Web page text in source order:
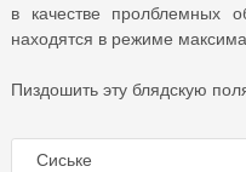
в качестве пролблемных
находятся в режиме
Пиздошить эту блядскую
Сиське